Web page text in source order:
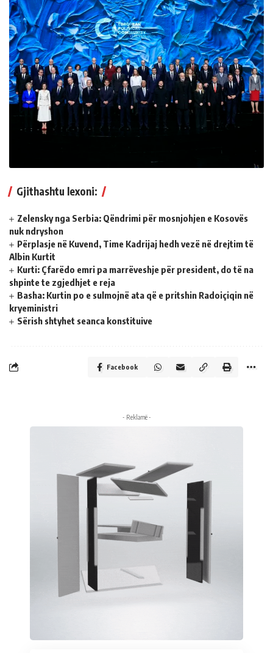
Gjithashtu lexoni:
Zelensky nga Serbia: Qëndrimi për mosnjohjen e Kosovës
nuk ndryshon
Përplasje në Kuvend, Time Kadrijaj hedh vezë në drejtim të
Albin Kurtit
Kurti: Çfarëdo emri pa marrëveshje për president, do të na
shpinte te zgjedhjet e reja
Basha: Kurtin po e sulmojnë ata që e pritshin Radoiçiqin në
kryeministri
Sërish shtyhet seanca konstituive
Facebook
- Reklamë -